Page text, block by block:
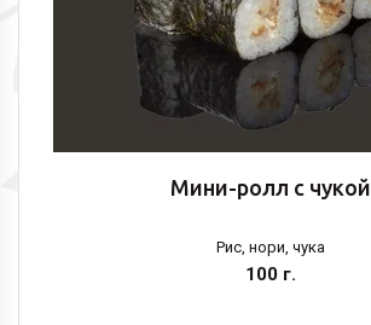
Мини-ролл с чукой
Рис, нори, чука
100 г.